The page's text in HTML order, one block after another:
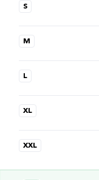
S
M
L
XL
XXL